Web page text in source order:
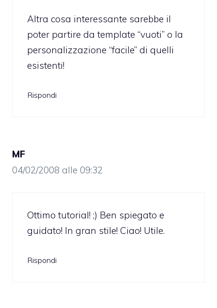
Altra cosa interessante sarebbe il
poter partire da template “vuoti” o la
personalizzazione “facile” di quelli
esistenti!
Rispondi
MF
04/02/2008 alle 09:32
Ottimo tutorial! ;) Ben spiegato e
guidato! In gran stile! Ciao! Utile.
Rispondi